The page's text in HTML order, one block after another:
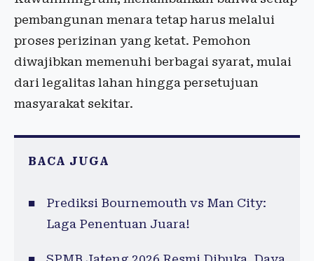
pembangunan menara tetap harus melalui
proses perizinan yang ketat. Pemohon
diwajibkan memenuhi berbagai syarat, mulai
dari legalitas lahan hingga persetujuan
masyarakat sekitar.
BACA JUGA
Prediksi Bournemouth vs Man City:
Laga Penentuan Juara!